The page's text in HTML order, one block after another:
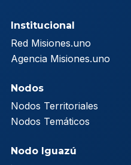
Institucional
Red Misiones.uno
Agencia Misiones.uno
Nodos
Nodos Territoriales
Nodos Temáticos
Nodo Iguazú